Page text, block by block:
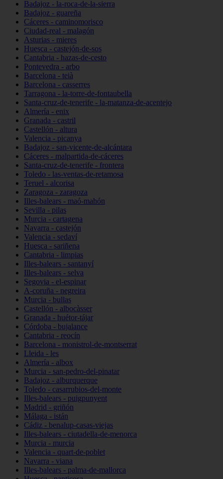
Badajoz - la-roca-de-la-sierra
Badajoz - guareña
Cáceres - caminomorisco
Ciudad-real - malagón
Asturias - mieres
Huesca - castejón-de-sos
Cantabria - hazas-de-cesto
Pontevedra - arbo
Barcelona - teià
Barcelona - casserres
Tarragona - la-torre-de-fontaubella
Santa-cruz-de-tenerife - la-matanza-de-acentejo
Almería - enix
Granada - castril
Castellón - altura
Valencia - picanya
Badajoz - san-vicente-de-alcántara
Cáceres - malpartida-de-cáceres
Santa-cruz-de-tenerife - frontera
Toledo - las-ventas-de-retamosa
Teruel - alcorisa
Zaragoza - zaragoza
Illes-balears - maó-mahón
Sevilla - pilas
Murcia - cartagena
Navarra - castejón
Valencia - sedaví
Huesca - sariñena
Cantabria - limpias
Illes-balears - santanyí
Illes-balears - selva
Segovia - el-espinar
A-coruña - negreira
Murcia - bullas
Castellón - albocàsser
Granada - huétor-tájar
Córdoba - bujalance
Cantabria - reocín
Barcelona - monistrol-de-montserrat
Lleida - les
Almería - albox
Murcia - san-pedro-del-pinatar
Badajoz - alburquerque
Toledo - casarrubios-del-monte
Illes-balears - puigpunyent
Madrid - griñón
Málaga - istán
Cádiz - benalup-casas-viejas
Illes-balears - ciutadella-de-menorca
Murcia - murcia
Valencia - quart-de-poblet
Navarra - viana
Illes-balears - palma-de-mallorca